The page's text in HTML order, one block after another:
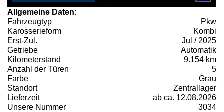
Allgemeine Daten:
Fahrzeugtyp
Pkw
Karosserieform
Kombi
Erst-Zul.
Jul / 2025
Getriebe
Automatik
Kilometerstand
9.154 km
Anzahl der Türen
5
Farbe
Grau
Standort
Zentrallager
Lieferzeit
ab ca. 12.08.2026
Unsere Nummer
3034